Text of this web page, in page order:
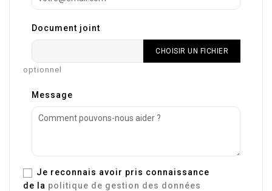
Document joint
CHOISIR UN FICHIER
optionnel
Message
Je reconnais avoir pris connaissance
de la politique de gestion des données